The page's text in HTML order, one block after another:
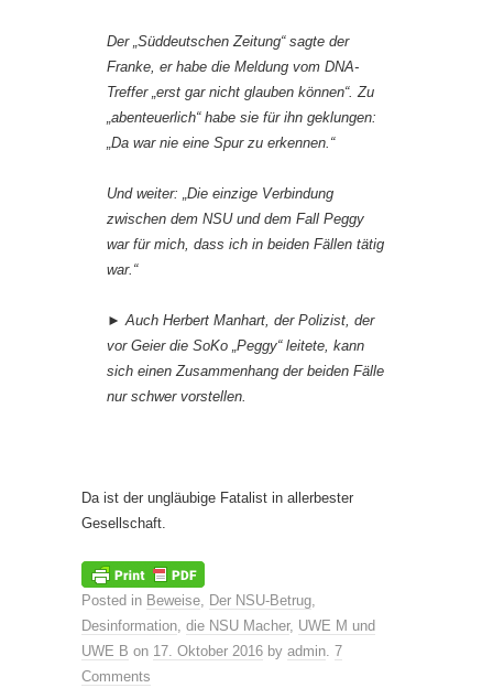
Der „Süddeutschen Zeitung“ sagte der
Franke, er habe die Meldung vom DNA-
Treffer „erst gar nicht glauben können“. Zu
„abenteuerlich“ habe sie für ihn geklungen:
„Da war nie eine Spur zu erkennen.“
Und weiter: „Die einzige Verbindung
zwischen dem NSU und dem Fall Peggy
war für mich, dass ich in beiden Fällen tätig
war.“
► Auch Herbert Manhart, der Polizist, der
vor Geier die SoKo „Peggy“ leitete, kann
sich einen Zusammenhang der beiden Fälle
nur schwer vorstellen.
Da ist der ungläubige Fatalist in allerbester
Gesellschaft.
Posted in Beweise Der NSU-Betrug
Desinformation die NSU Macher, UWE M und
UWE B on 17. Oktober 2016 by admin 7
Comments